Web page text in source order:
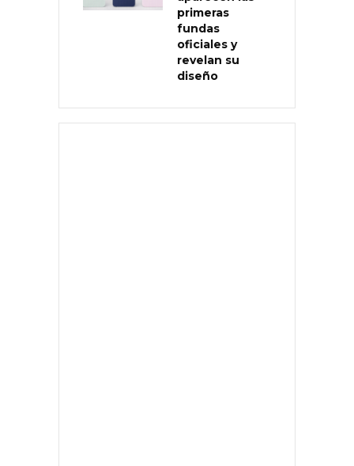
primeras
fundas
oficiales y
revelan su
diseño